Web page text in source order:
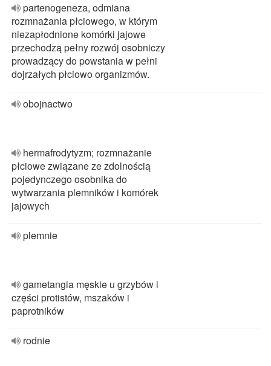
partenogeneza, odmiana
rozmnażania płciowego, w którym
niezapłodnione komórki jajowe
przechodzą pełny rozwój osobniczy
prowadzący do powstania w pełni
dojrzałych płciowo organizmów.
obojnactwo
hermafrodytyzm; rozmnażanie
płciowe związane ze zdolnością
pojedynczego osobnika do
wytwarzania plemników i komórek
jajowych
plemnie
gametangia męskie u grzybów i
części protistów, mszaków i
paprotników
rodnie